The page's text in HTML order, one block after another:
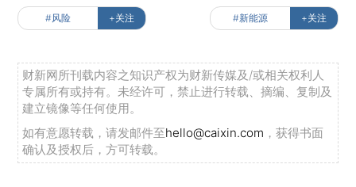
#风险 +关注 #新能源 +关注
财新网所刊载内容之知识产权为财新传媒及/或相关权利人
专属所有或持有。未经许可，禁止进行转载、摘编、复制及
建立镜像等任何使用。
如有意愿转载，请发邮件至hello@caixin.com ，获得书面
确认及授权后，方可转载。